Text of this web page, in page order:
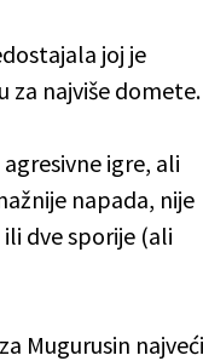
joj je
za najviše domete.
igre, ali
napada, nije
dve sporije (ali
Mugurusin najveći